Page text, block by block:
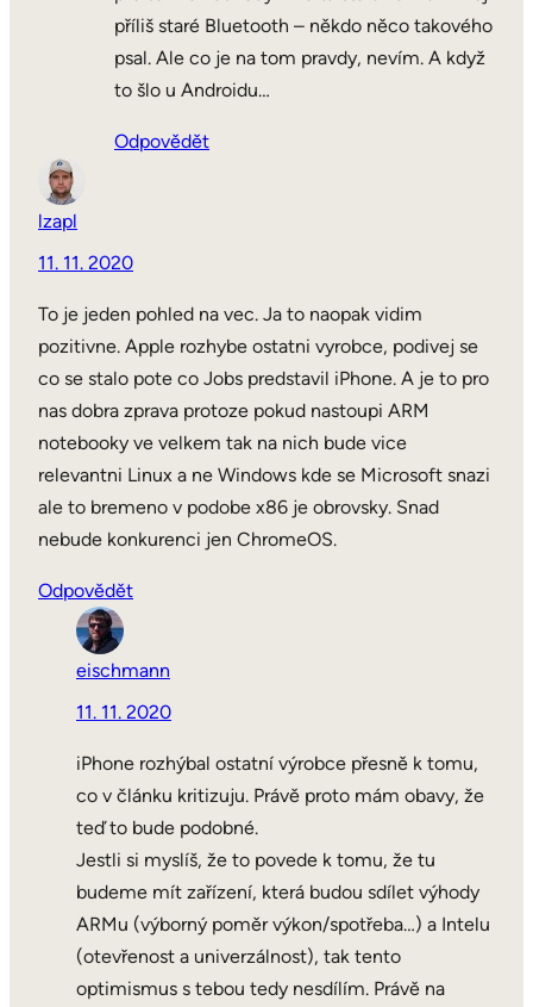
příliš staré Bluetooth – někdo něco takového
psal. Ale co je na tom pravdy, nevím. A když
to šlo u Androidu…
Odpovědět
lzapl
11. 11. 2020
To je jeden pohled na vec. Ja to naopak vidim
pozitivne. Apple rozhybe ostatni vyrobce, podivej se
co se stalo pote co Jobs predstavil iPhone. A je to pro
nas dobra zprava protoze pokud nastoupi ARM
notebooky ve velkem tak na nich bude vice
relevantni Linux a ne Windows kde se Microsoft snazi
ale to bremeno v podobe x86 je obrovsky. Snad
nebude konkurenci jen ChromeOS.
Odpovědět
eischmann
11. 11. 2020
iPhone rozhýbal ostatní výrobce přesně k tomu,
co v článku kritizuju. Právě proto mám obavy, že
teď to bude podobné.
Jestli si myslíš, že to povede k tomu, že tu
budeme mít zařízení, která budou sdílet výhody
ARMu (výborný poměr výkon/spotřeba…) a Intelu
(otevřenost a univerzálnost), tak tento
optimismus s tebou tedy nesdílím. Právě na